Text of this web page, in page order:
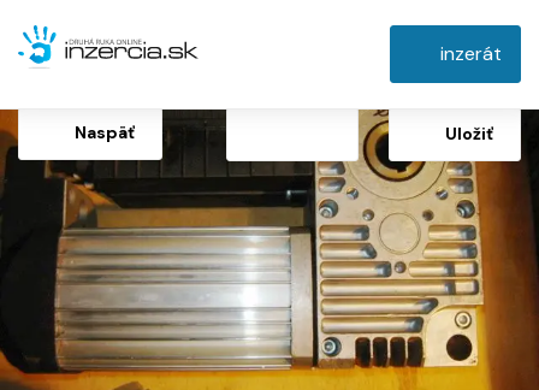
inzerát
Naspäť Uložiť